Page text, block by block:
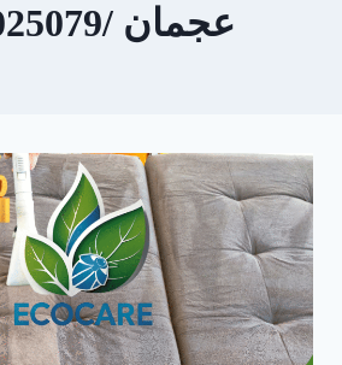
عجمان /0506025079